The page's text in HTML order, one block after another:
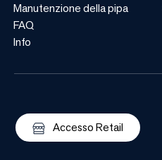
Manutenzione della pipa
FAQ
Info
Accesso Retail